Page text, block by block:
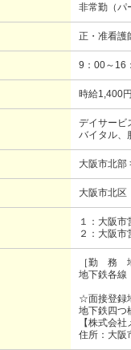
非常勤（パ
正・准看護
9：00～16
時給1,400円
デイサービ
バイタル、
大阪市北部
大阪市北区
１：大阪市
２：大阪市
［勤 務
地下鉄各線
☆面接登録
地下鉄四つ
【株式会
住所：大阪